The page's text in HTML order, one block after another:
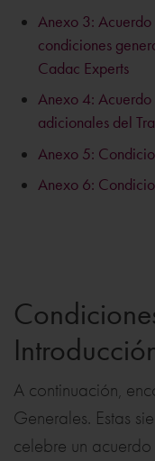
Anexo 3:
condiciones
Cadac Experts
Anexo 4:
adicionales del
Anexo 5:
Anexo 6:
A continuación,
Generales. Estas
celebre un